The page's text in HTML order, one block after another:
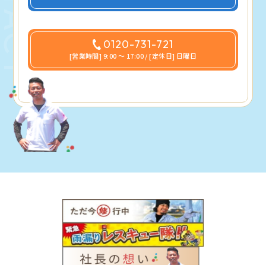
0120-731-721
[営業時間] 9:00 〜 17:00 / [定休日] 日曜日